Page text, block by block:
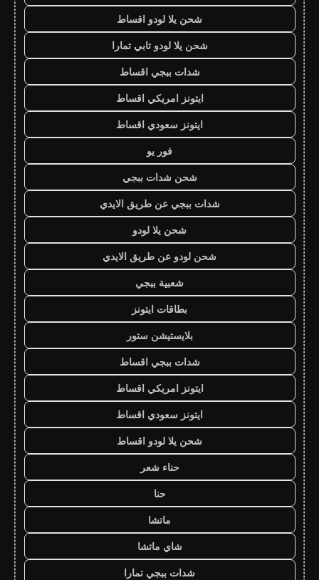
شحن يلا لودو اقساط
شحن يلا لودو تابي تمارا
شدات ببجي اقساط
ايتونز امريكي اقساط
ايتونز سعودي اقساط
فور يو
شحن شدات ببجي
شدات ببجي عن طريق الايدي
شحن يلا لودو
شحن لودو عن طريق الايدي
شعبية ببجي
بطاقات ايتونز
بلايستيشن ستور
شدات ببجي اقساط
ايتونز امريكي اقساط
ايتونز سعودي اقساط
شحن يلا لودو اقساط
حناء شعر
حنا
ماتشا
شاي ماتشا
شدات ببجي تمارا